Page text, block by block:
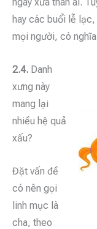
ngày xưa thân ái.
hay các buổi lễ
mọi người, có
2.4. Danh
xưng này
mang lại
nhiều hệ quả
xấu?
Đặt vấn đề
có nên gọi
linh mục là
cha, theo